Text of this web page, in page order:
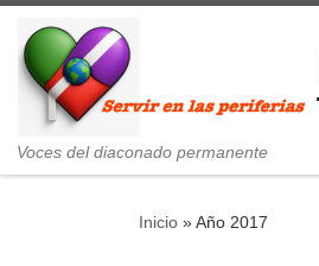
Saltar al contenido
Voces del diaconado permanente
Inicio »Año 2017